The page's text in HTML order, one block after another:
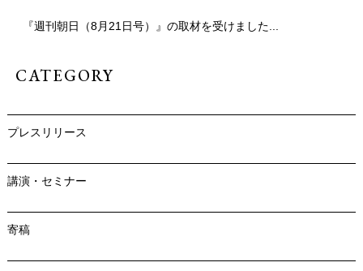
『週刊朝日（8月21日号）』の取材を受けました...
CATEGORY
プレスリリース
講演・セミナー
寄稿